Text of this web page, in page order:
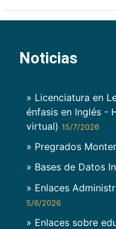
Noticias
» Licenciatura en
énfasis en Inglés -
virtual) 15/7/2026
» Pregrados
» Bases de Datos
» Enlaces
5/6/2026
» Enlaces sobre